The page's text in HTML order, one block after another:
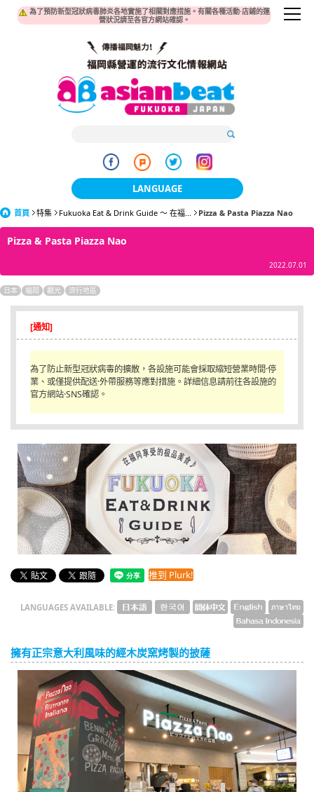
為了預防新型冠狀病毒肺炎各地實施了相關對應措施。有關各種活動·店鋪的運
營狀況請至各官方網站確認。
LANGUAGE
日本語
tiéng Viêt
Bahasa Indonesia
首頁 特集 Fukuoka Eat & Drink Guide 〜 在福... Pizza & Pasta Piazza Nao
Pizza & Pasta Piazza Nao
2022.07.01
日本 福岡 觀光 流行地區
[通知]
為了防止新型冠狀病毒的擴散，各設施可能會採取縮短營業時間·停
業、或僅提供配送·外帶服務等應對措施。詳細信息請前往各設施的
官方網站·SNS確認。
推到 Plurk!
LANGUAGES AVAILABLE:
擁有正宗意大利風味的經木炭窯烤製的披薩